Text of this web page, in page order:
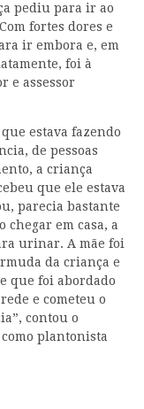
pediu para ir ao
fortes dores e
ir embora e, em
foi à
e assessor
estava fazendo
de pessoas
a criança
que ele estava
parecia bastante
chegar em casa, a
urinar. A mãe foi
da criança e
que foi abordado
e cometeu o
contou o
plantonista